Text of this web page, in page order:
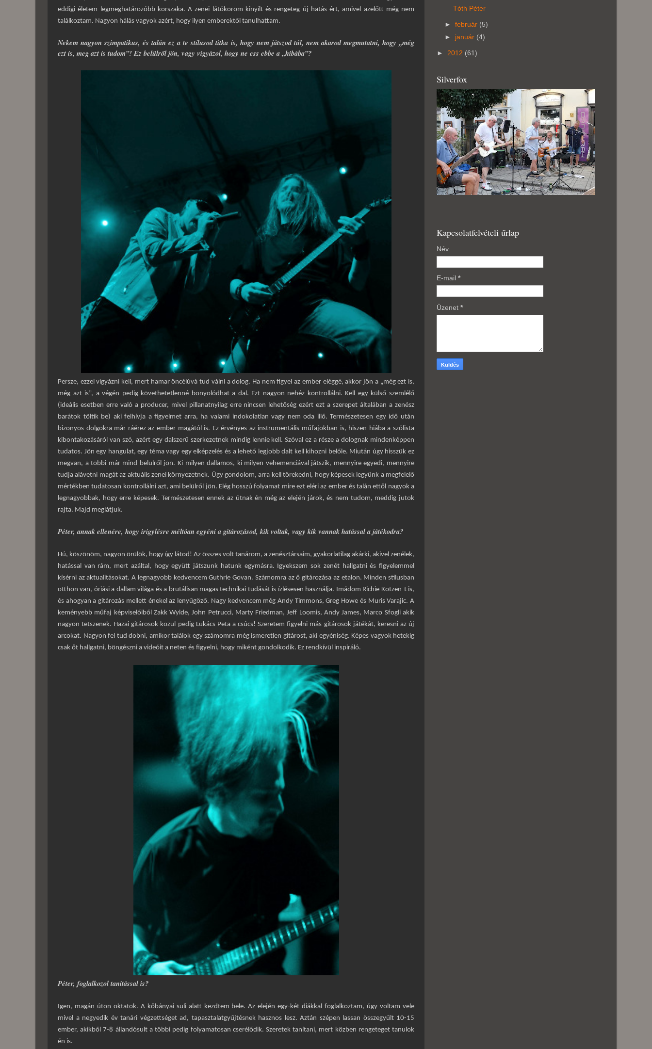
eddigi életem legmeghatározóbb korszaka. A zenei látóköröm kinyílt és rengeteg új hatás ért, amivel azelőtt még nem
találkoztam. Nagyon hálás vagyok azért, hogy ilyen emberektől tanulhattam.
Nekem nagyon szimpatikus, és talán ez a te stílusod titka is, hogy nem játszod túl, nem akarod megmutatni, hogy „még
ezt is, meg azt is tudom”! Ez belülről jön, vagy vigyázol, hogy ne ess ebbe a „hibába”?
Persze, ezzel vigyázni kell, mert hamar öncélúvá tud válni a dolog. Ha nem figyel az ember eléggé, akkor jön a „még ezt is,
még azt is”, a végén pedig követhetetlenné bonyolódhat a dal. Ezt nagyon nehéz kontrollálni. Kell egy külső szemlélő
(ideális esetben erre való a producer, mivel pillanatnyilag erre nincsen lehetőség ezért ezt a szerepet általában a zenész
barátok töltik be) aki felhívja a figyelmet arra, ha valami indokolatlan vagy nem oda illő. Természetesen egy idő után
bizonyos dolgokra már ráérez az ember magától is. Ez érvényes az instrumentális műfajokban is, hiszen hiába a szólista
kibontakozásáról van szó, azért egy dalszerű szerkezetnek mindig lennie kell. Szóval ez a része a dolognak mindenképpen
tudatos. Jön egy hangulat, egy téma vagy egy elképzelés és a lehető legjobb dalt kell kihozni belőle. Miután úgy hisszük ez
megvan, a többi már mind belülről jön. Ki milyen dallamos, ki milyen vehemenciával játszik, mennyire egyedi, mennyire
tudja alávetni magát az aktuális zenei környezetnek. Úgy gondolom, arra kell törekedni, hogy képesek legyünk a megfelelő
mértékben tudatosan kontrollálni azt, ami belülről jön. Elég hosszú folyamat mire ezt eléri az ember és talán ettől nagyok a
legnagyobbak, hogy erre képesek. Természetesen ennek az útnak én még az elején járok, és nem tudom, meddig jutok
rajta. Majd meglátjuk.
Péter, annak ellenére, hogy irigylésre méltóan egyéni a gitározásod, kik voltak, vagy kik vannak hatással a játékodra?
Hú, köszönöm, nagyon örülök, hogy így látod! Az összes volt tanárom, a zenésztársaim, gyakorlatilag akárki, akivel zenélek,
hatással van rám, mert azáltal, hogy együtt játszunk hatunk egymásra. Igyekszem sok zenét hallgatni és figyelemmel
kísérni az aktualitásokat. A legnagyobb kedvencem Guthrie Govan. Számomra az ő gitározása az etalon. Minden stílusban
otthon van, óriási a dallam világa és a brutálisan magas technikai tudását is ízlésesen használja. Imádom Richie Kotzen-t is,
és ahogyan a gitározás mellett énekel az lenyűgöző. Nagy kedvencem még Andy Timmons, Greg Howe és Muris Varajic. A
keményebb műfaj képviselőiből Zakk Wylde, John Petrucci, Marty Friedman, Jeff Loomis, Andy James, Marco Sfogli akik
nagyon tetszenek. Hazai gitárosok közül pedig Lukács Peta a csúcs! Szeretem figyelni más gitárosok játékát, keresni az új
arcokat. Nagyon fel tud dobni, amikor találok egy számomra még ismeretlen gitárost, aki egyéniség. Képes vagyok hetekig
csak őt hallgatni, böngészni a videóit a neten és figyelni, hogy miként gondolkodik. Ez rendkívül inspiráló.
Péter, foglalkozol tanítással is?
Igen, magán úton oktatok. A kőbányai suli alatt kezdtem bele. Az elején egy-két diákkal foglalkoztam, úgy voltam vele
mivel a negyedik év tanári végzettséget ad, tapasztalatgyűjtésnek hasznos lesz. Aztán szépen lassan összegyűlt 10-15
ember, akikből 7-8 állandósult a többi pedig folyamatosan cserélődik. Szeretek tanítani, mert közben rengeteget tanulok
én is.
Tóth Péter
►február (5)
► január (4)
► 2012 (61)
Silverfox
Kapcsolatfelvételi űrlap
Név
E-mail *
Üzenet *